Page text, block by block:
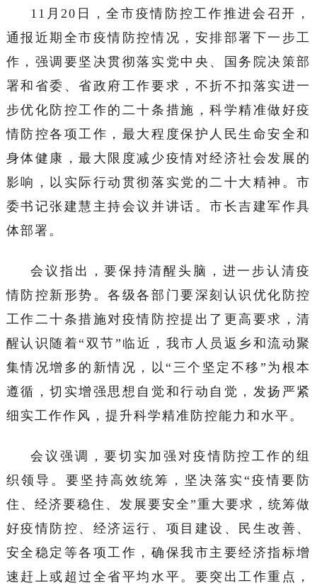
11月20日，全市疫情防控工作推进会召开，
通报近期全市疫情防控情况，安排部署下一步工
作，强调要坚决贯彻落实党中央、国务院决策部
署和省委、省政府工作要求，不折不扣落实进一
步优化防控工作的二十条措施，科学精准做好疫
情防控各项工作，最大程度保护人民生命安全和
身体健康，最大限度减少疫情对经济社会发展的
影响，以实际行动贯彻落实党的二十大精神。市
委书记张建慧主持会议并讲话。市长吉建军作具
体部署。
会议指出，要保持清醒头脑，进一步认清疫
情防控新形势。各级各部门要深刻认识优化防控
工作二十条措施对疫情防控提出了更高要求，清
醒认识随着“双节”临近，我市人员返乡和流动聚
集情况增多的新情况，以“三个坚定不移”为根本
遵循，切实增强思想自觉和行动自觉，发扬严紧
细实工作作风，提升科学精准防控能力和水平。
会议强调，要切实加强对疫情防控工作的组
织领导。要坚持高效统筹，坚决落实“疫情要防
住、经济要稳住、发展要安全”重大要求，统筹做
好疫情防控、经济运行、项目建设、民生改善、
安全稳定等各项工作，确保我市主要经济指标增
速赶上或超过全省平均水平。要突出工作重点，